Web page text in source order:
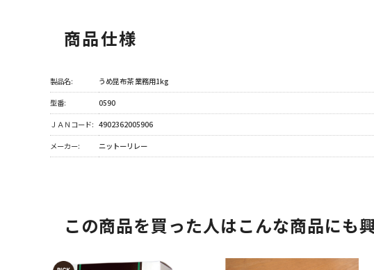
商品仕様
製品名: うめ昆布茶 業務用1kg
型番: 0590
ＪＡＮコード: 4902362005906
メーカー: ニットーリレー
この商品を買った人はこんな商品にも